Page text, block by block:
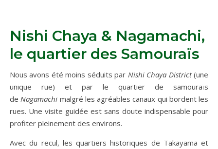
Nishi Chaya & Nagamachi,
le quartier des Samouraïs
Nous avons été moins séduits par Nishi Chaya District(une
unique rue) et par le quartier de samouraïs
de Nagamachi malgré les agréables canaux qui bordent les
rues. Une visite guidée est sans doute indispensable pour
profiter pleinement des environs.
Avec du recul, les quartiers historiques de Takayama et